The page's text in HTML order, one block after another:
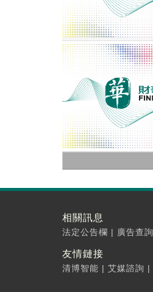
相關訊息
法定公告欄 | 廣告查詢
友情鏈接
清博智能 | 艾媒諮詢 |